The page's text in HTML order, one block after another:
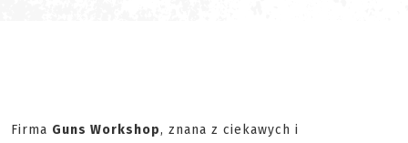
Firma Guns Workshop, znana z ciekawych i